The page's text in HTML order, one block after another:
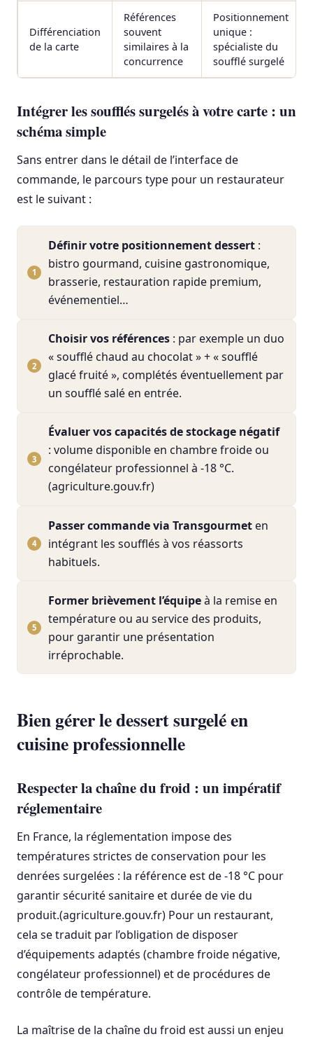
Différenciation
de la carte
Références
souvent
similaires à la
concurrence
Positionnement
unique :
spécialiste du
soufflé surgelé
Intégrer les soufflés surgelés à votre carte : un
schéma simple
Sans entrer dans le détail de l’interface de
commande, le parcours type pour un restaurateur
est le suivant :
Définir votre positionnement dessert :
bistro gourmand, cuisine gastronomique,
brasserie, restauration rapide premium,
événementiel…
Choisir vos références : par exemple un duo
« soufflé chaud au chocolat » + « soufflé
glacé fruité », complétés éventuellement par
un soufflé salé en entrée.
Évaluer vos capacités de stockage négatif
: volume disponible en chambre froide ou
congélateur professionnel à -18 °C.
(agriculture.gouv.fr)
Passer commande via Transgourmet en
intégrant les soufflés à vos réassorts
habituels.
Former brièvement l’équipeà la remise en
température ou au service des produits,
pour garantir une présentation
irréprochable.
Bien gérer le dessert surgelé en
cuisine professionnelle
Respecter la chaîne du froid : un impératif
réglementaire
En France, la réglementation impose des
températures strictes de conservation pour les
denrées surgelées : la référence est de -18 °C pour
garantir sécurité sanitaire et durée de vie du
produit.(agriculture.gouv.fr) Pour un restaurant,
cela se traduit par l’obligation de disposer
d’équipements adaptés (chambre froide négative,
congélateur professionnel) et de procédures de
contrôle de température.
La maîtrise de la chaîne du froid est aussi un enjeu